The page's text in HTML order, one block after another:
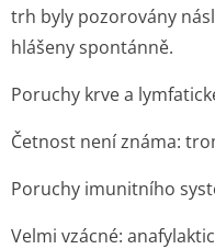
trh byly pozorovány
hlášeny spontánně.
Poruchy krve a
Četnost není známa:
Poruchy imunitního
Velmi vzácné: